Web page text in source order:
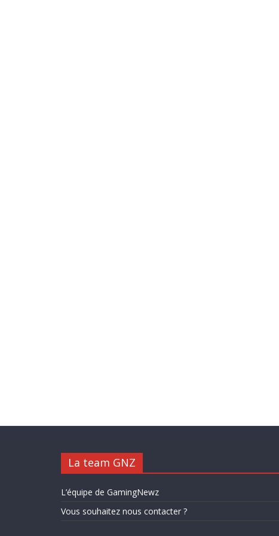
La team GNZ
L’équipe de GamingNewz
Vous souhaitez nous contacter ?